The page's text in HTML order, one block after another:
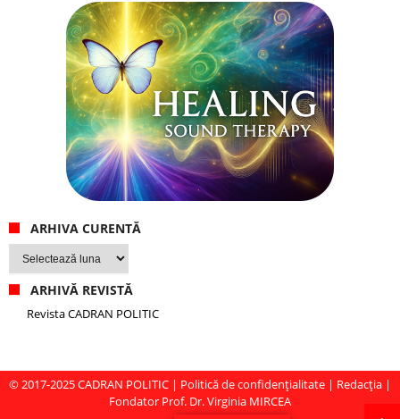
ARHIVA CURENTĂ
Arhiva
ARHIVĂ REVISTĂ
Revista CADRAN POLITIC
© 2017-2025CADRAN POLITIC | Politică de confidențialitate | Redacția |
Fondator Prof. Dr. Virginia MIRCEA